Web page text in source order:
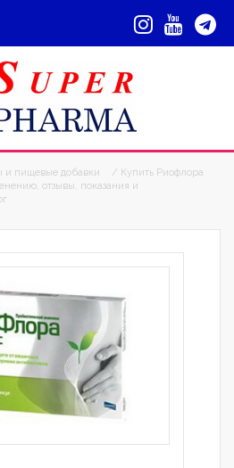
и пищевые добавки
/ Купить Риофлора
отзывы, показания и